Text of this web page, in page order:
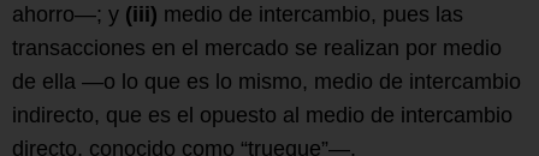
ahorro—; y (iii) medio de intercambio, pues las
transacciones en el mercado se realizan por medio
de ella —o lo que es lo mismo, medio de intercambio
indirecto, que es el opuesto al medio de intercambio
directo, conocido como “trueque”—.